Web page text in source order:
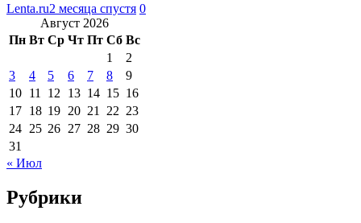
Lenta.ru2 месяца спустя 0
Август 2026
Пн Вт Ср Чт Пт Сб Вс
1
2
3
4 5 6 7 8
9
10 11 12 13 14 15 16
17 18 19 20 21 22 23
24 25 26 27 28 29 30
31
« Июл
Рубрики